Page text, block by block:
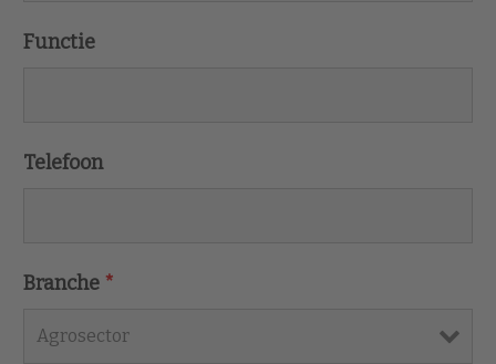
Functie
Telefoon
Branche *